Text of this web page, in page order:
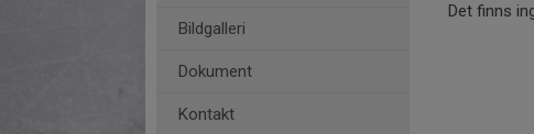
Bildgalleri
Dokument
Kontakt
Det finns